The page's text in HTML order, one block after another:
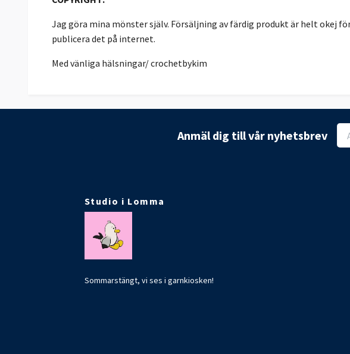
Jag göra mina mönster själv. Försäljning av färdig produkt är helt okej
publicera det på internet.
Med vänliga hälsningar/ crochetbykim
Anmäl dig till vår nyhetsbrev
Studio i Lomma
Sommarstängt, vi ses i garnkiosken!